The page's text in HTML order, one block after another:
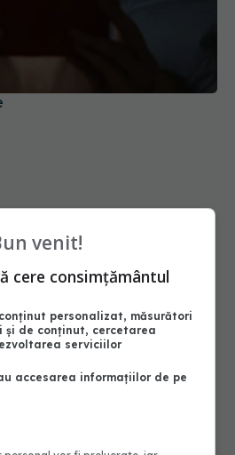
venit!
cere consimțământul
personalizat, măsurători
și de conținut, cercetarea
serviciilor
accesarea informațiilor de pe